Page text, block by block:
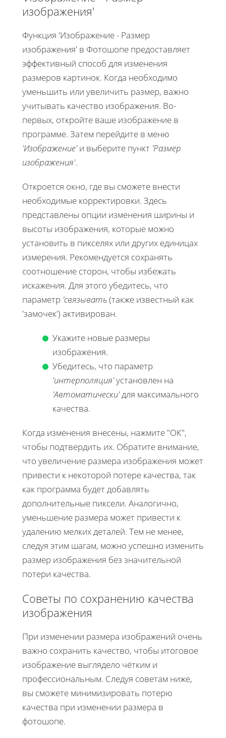
изображения'
Функция 'Изображение - Размер
изображения' в Фотошопе предоставляет
эффективный способ для изменения
размеров картинок. Когда необходимо
уменьшить или увеличить размер, важно
учитывать качество изображения. Во-
первых, откройте ваше изображение в
программе. Затем перейдите в меню
'Изображение'и выберите пункт 'Размер
изображения'.
Откроется окно, где вы сможете внести
необходимые корректировки. Здесь
представлены опции изменения ширины и
высоты изображения, которые можно
установить в пикселях или других единицах
измерения. Рекомендуется сохранять
соотношение сторон, чтобы избежать
искажения. Для этого убедитесь, что
параметр 'связывать(также известный как
'замочек') активирован.
Укажите новые размеры
изображения.
Убедитесь, что параметр
'интерполяция'установлен на
'Автоматически'для максимального
качества.
Когда изменения внесены, нажмите "ОК",
чтобы подтвердить их. Обратите внимание,
что увеличение размера изображения может
привести к некоторой потере качества, так
как программа будет добавлять
дополнительные пиксели. Аналогично,
уменьшение размера может привести к
удалению мелких деталей. Тем не менее,
следуя этим шагам, можно успешно изменить
размер изображения без значительной
потери качества.
Советы по сохранению качества
изображения
При изменении размера изображений очень
важно сохранить качество, чтобы итоговое
изображение выглядело чётким и
профессиональным. Следуя советам ниже,
вы сможете минимизировать потерю
качества при изменении размера в
фотошопе.